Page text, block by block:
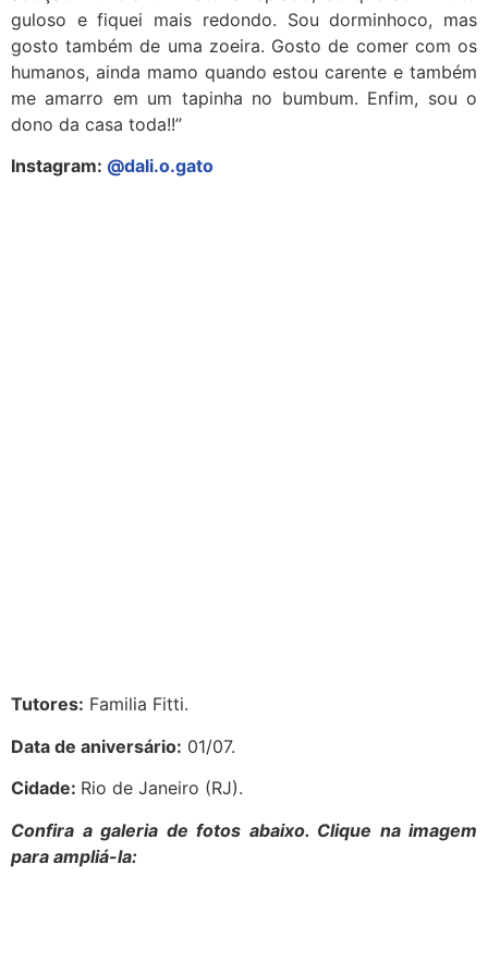
guloso e fiquei mais redondo. Sou dorminhoco, mas
gosto também de uma zoeira. Gosto de comer com os
humanos, ainda mamo quando estou carente e também
me amarro em um tapinha no bumbum. Enfim, sou o
dono da casa toda!!”
Instagram: @dali.o.gato
Tutores: Familia Fitti.
Data de aniversário: 01/07.
Cidade: Rio de Janeiro (RJ).
Confira a galeria de fotos abaixo. Clique na imagem
para ampliá-la: